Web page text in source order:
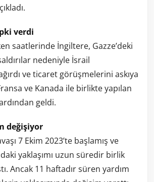
verdi
saatlerinde İngiltere, Gazze’deki
nedeniyle İsrail
ve ticaret görüşmelerini askıya
ve Kanada ile birlikte yapılan
geldi.
değişiyor
7 Ekim 2023’te başlamış ve
yaklaşımı uzun süredir birlik
Ancak 11 haftadır süren yardım